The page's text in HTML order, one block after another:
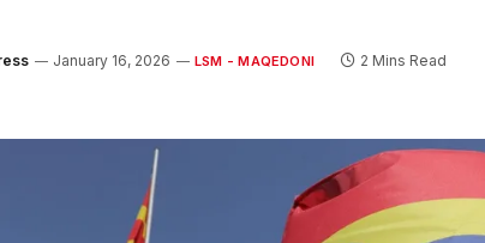
January 16, 2026 LSM - MAQEDONI 2 Mins Read